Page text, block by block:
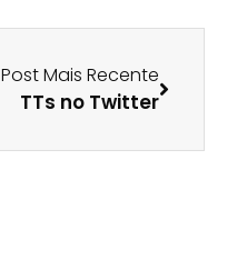
Post Mais Recente
TTs no Twitter